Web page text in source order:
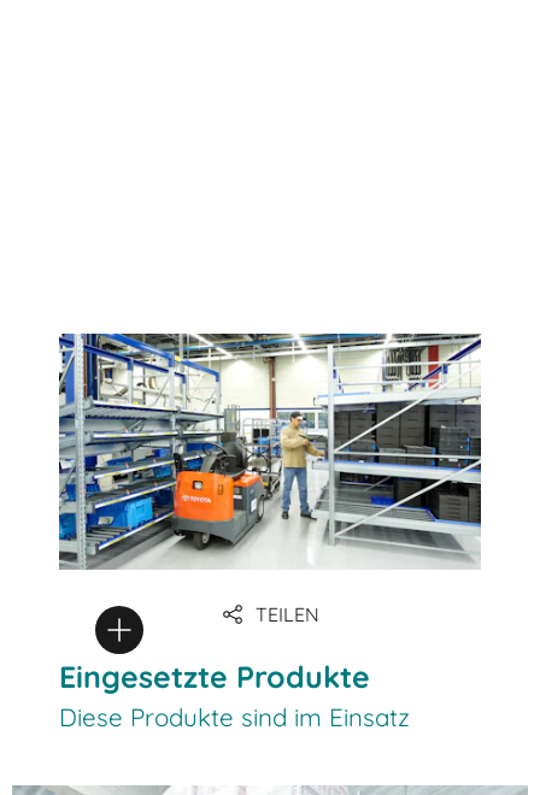
TEILEN
Eingesetzte Produkte
Diese Produkte sind im Einsatz